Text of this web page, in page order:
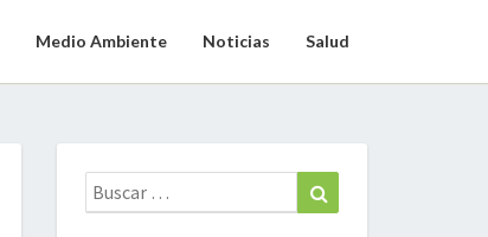
Medio Ambiente Noticias Salud
Buscar: